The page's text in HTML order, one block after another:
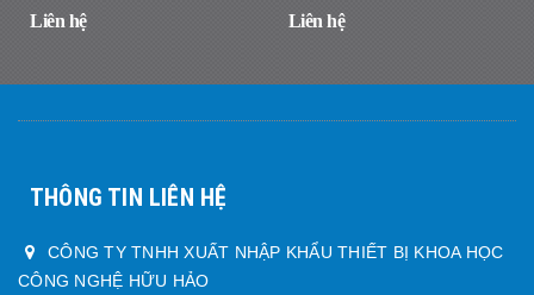
Liên hệ
DÂY, DÒ NHANH CHÍNH XÁC
Liên hệ
THÔNG TIN LIÊN HỆ
CÔNG TY TNHH XUẤT NHẬP KHẨU THIẾT BỊ KHOA HỌC
CÔNG NGHỆ HỮU HẢO